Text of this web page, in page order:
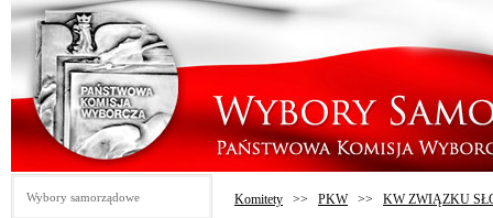
Wybory samorządowe Komitety >> PKW>> KW ZWIĄZKU